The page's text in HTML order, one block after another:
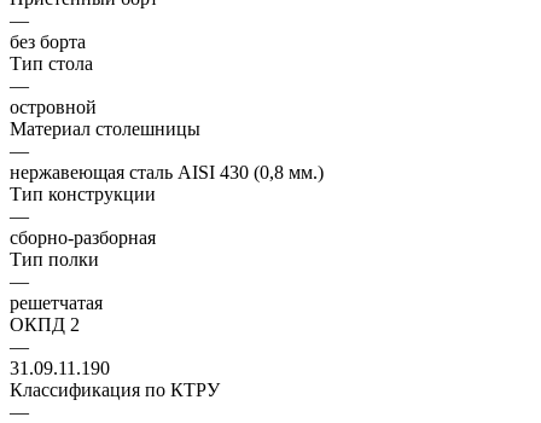
—
без борта
Тип стола
—
островной
Материал столешницы
—
нержавеющая сталь AISI 430 (0,8 мм.)
Тип конструкции
—
сборно-разборная
Тип полки
—
решетчатая
ОКПД 2
—
31.09.11.190
Классификация по КТРУ
—